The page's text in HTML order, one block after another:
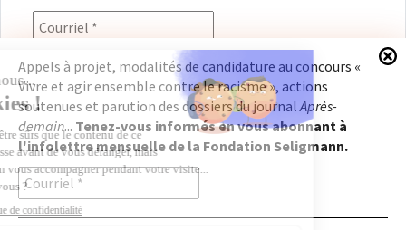
En renseignant votre adresse électronique, vous
consentez à recevoir l'infolettre de la Fondation
Seligmann, conformément à notrepolitique de
confidentialité. Il vous sera possible de vous
désabonner à tout moment.
Appels à projet, modalités de candidature au concours «
Vivre et agir ensemble contre le racisme », actions
soutenues et parution des dossiers du journalAprès-
demain... Tenez-vous informés en vous abonnant à
l'infolettre mensuelle de la Fondation Seligmann.